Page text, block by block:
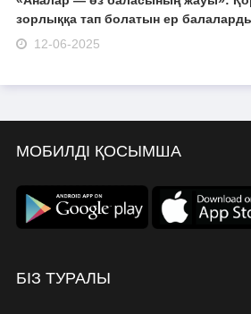
зорлыққа тап болатын ер
12-06-2025
МОБИЛДІ ҚОСЫМША
БІЗ ТУРАЛЫ